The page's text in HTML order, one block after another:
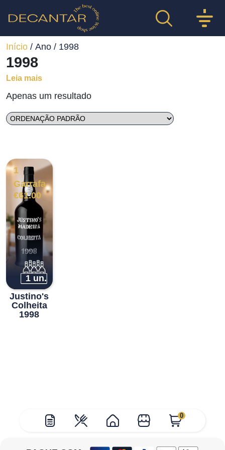
0
Início / Ano / 1998
1998
Leia mais
Apenas um resultado
1
Garrafa
€61.00
1 un.
Justino's
Colheita
1998